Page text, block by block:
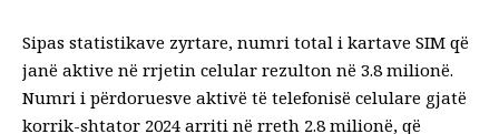
Sipas statistikave zyrtare, numri total i kartave SIM që
janë aktive në rrjetin celular rezulton në 3.8 milionë.
Numri i përdoruesve aktivë të telefonisë celulare gjatë
korrik-shtator 2024 arriti në rreth 2.8 milionë, që